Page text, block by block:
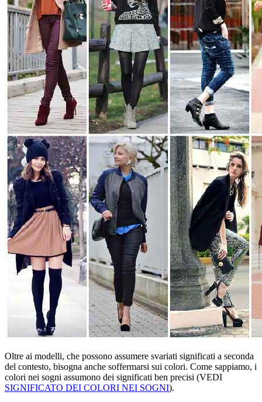
Oltre ai modelli, che possono assumere svariati significati a seconda
del contesto, bisogna anche soffermarsi sui colori. Come sappiamo, i
colori nei sogni assumono dei significati ben precisi (VEDI
SIGNIFICATO DEI COLORI NEI SOGNI).